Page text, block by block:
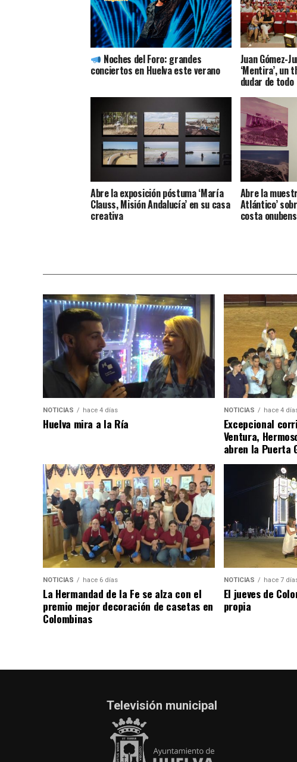
Noches del Foro: grandes
conciertos en Huelva este verano
Juan Gómez-
‘Mentira’, un
dudar de todo
Abre la exposición póstuma ‘María
Clauss, Misión Andalucía’ en su casa
creativa
Abre la
Atlántico’
costa
NOTICIAS hace 4 días
Huelva mira a la Ría
NOTICIAS hace 4
Excepcional
Ventura,
abren la Puerta
NOTICIAS hace 6 días
La Hermandad de la Fe se alza con el
premio mejor decoración de casetas en
Colombinas
NOTICIAS hace 7
El jueves de
propia
Televisión municipal